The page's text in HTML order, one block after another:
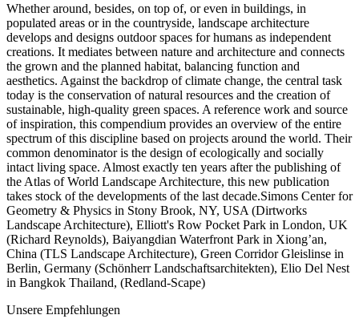
Whether around, besides, on top of, or even in buildings, in
populated areas or in the countryside, landscape architecture
develops and designs outdoor spaces for humans as independent
creations. It mediates between nature and architecture and connects
the grown and the planned habitat, balancing function and
aesthetics. Against the backdrop of climate change, the central task
today is the conservation of natural resources and the creation of
sustainable, high-quality green spaces. A reference work and source
of inspiration, this compendium provides an overview of the entire
spectrum of this discipline based on projects around the world. Their
common denominator is the design of ecologically and socially
intact living space. Almost exactly ten years after the publishing of
the Atlas of World Landscape Architecture, this new publication
takes stock of the developments of the last decade.Simons Center for
Geometry & Physics in Stony Brook, NY, USA (Dirtworks
Landscape Architecture), Elliott's Row Pocket Park in London, UK
(Richard Reynolds), Baiyangdian Waterfront Park in Xiong’an,
China (TLS Landscape Architecture), Green Corridor Gleislinse in
Berlin, Germany (Schönherr Landschaftsarchitekten), Elio Del Nest
in Bangkok Thailand, (Redland-Scape)
Unsere Empfehlungen